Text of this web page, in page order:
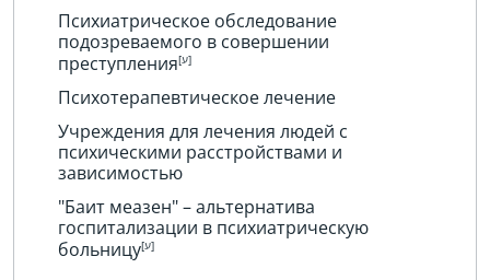
Психиатрическое обследование
подозреваемого в совершении
преступления
Психотерапевтическое лечение
Учреждения для лечения людей с
психическими расстройствами и
зависимостью
"Баит меазен" – альтернатива
госпитализации в психиатрическую
больницу